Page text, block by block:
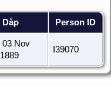
Dåp Person ID
03 Nov
1889
I39070